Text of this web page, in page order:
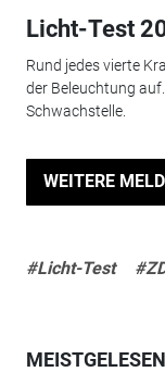
Licht-Test
Rund jedes vierte
der Beleuchtung
Schwachstelle.
WEITERE
#Licht-Test
MEISTGELESEN